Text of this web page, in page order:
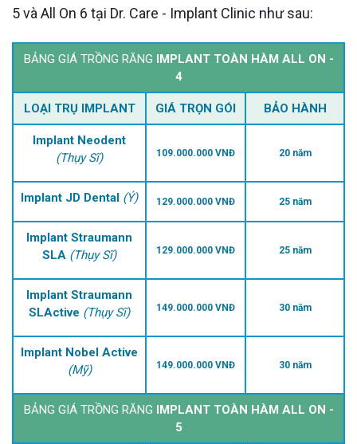
5 và All On 6 tại Dr. Care - Implant Clinic như sau:
BẢNG GIÁ TRỒNG RĂNG IMPLANT TOÀN HÀM ALL ON -
4
LOẠI TRỤ IMPLANT GIÁ TRỌN GÓI BẢO HÀNH
Implant Neodent
(Thụy Sĩ)
109.000.000 VNĐ 20 năm
Implant JD Dental (Ý) 129.000.000 VNĐ 25 năm
Implant Straumann
SLA (Thụy Sĩ) 129.000.000 VNĐ 25 năm
Implant Straumann
SLActive (Thụy Sĩ) 149.000.000 VNĐ 30 năm
Implant Nobel Active
(Mỹ)
149.000.000 VNĐ 30 năm
BẢNG GIÁ TRỒNG RĂNG IMPLANT TOÀN HÀM ALL ON -
5